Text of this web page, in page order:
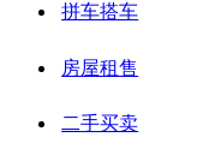
拼车搭车
房屋租售
二手买卖